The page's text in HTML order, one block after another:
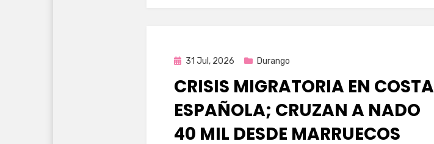
Publicada
31 Jul, 2026 Durango
CRISIS MIGRATORIA EN COSTA
ESPAÑOLA; CRUZAN A NADO
40 MIL DESDE MARRUECOS